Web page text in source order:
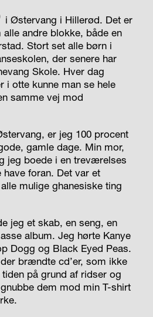
i Østervang i Hillerød. Det er
andre blokke, både en
Stort set alle børn i
der senere har
Skole. Hver dag
i otte kunne man se hele
samme vej mod
er jeg 100 procent
gamle dage. Min mor,
jeg boede i en treværelses
foran. Det var et
mulige ghanesiske ting
jeg et skab, en seng, en
album. Jeg hørte Kanye
Dogg og Black Eyed Peas.
brændte cd’er, som ikke
på grund af ridser og
dem mod min T-shirt